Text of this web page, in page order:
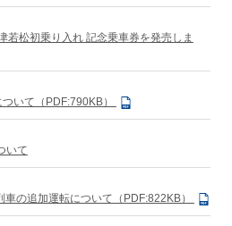
若松初乗り入れ 記念乗車券を発売しま
いて（PDF:790KB）
いて
の追加運転について（PDF:822KB）